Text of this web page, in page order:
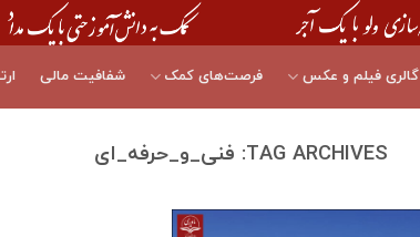
گالری فیلم و عکس فرصت‌های کمک شفافیت مالی
TAG ARCHIVES: فنی_و_حرفه_ای